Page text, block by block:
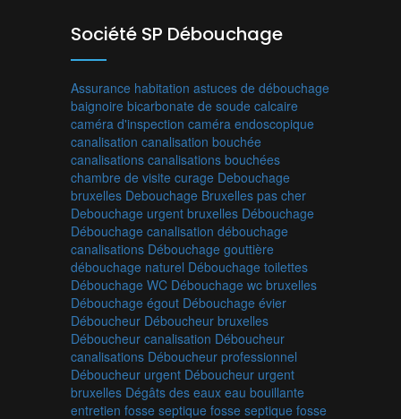
Société SP Débouchage
Assurance habitation astuces de débouchage
baignoire bicarbonate de soude calcaire
caméra d'inspection caméra endoscopique
canalisation canalisation bouchée
canalisations canalisations bouchées
chambre de visite curage Debouchage
bruxelles Debouchage Bruxelles pas cher
Debouchage urgent bruxelles Débouchage
Débouchage canalisation débouchage
canalisations Débouchage gouttière
débouchage naturel Débouchage toilettes
Débouchage WC Débouchage wc bruxelles
Débouchage égout Débouchage évier
Déboucheur Déboucheur bruxelles
Déboucheur canalisation Déboucheur
canalisations Déboucheur professionnel
Déboucheur urgent Déboucheur urgent
bruxelles Dégâts des eaux eau bouillante
entretien fosse septique fosse septique fosse